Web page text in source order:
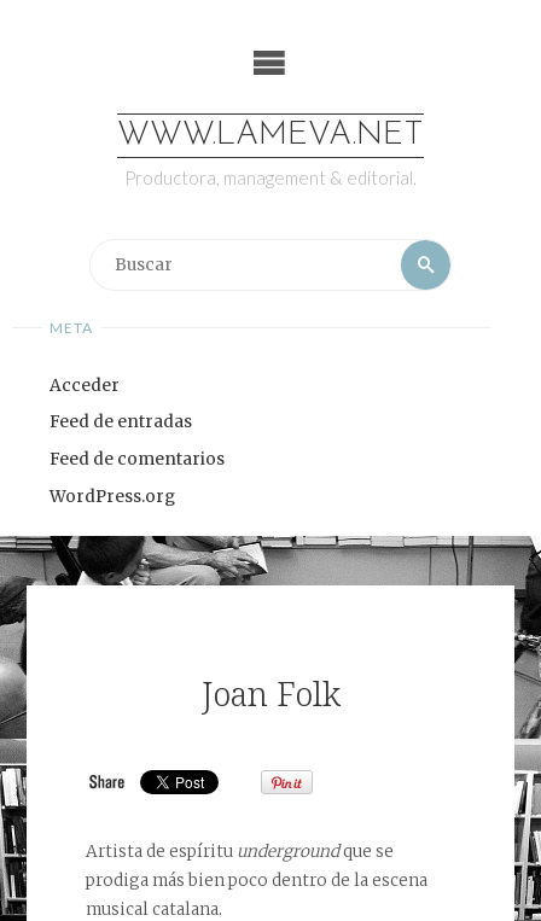
WWW.LAMEVA.NET
Productora, management & editorial.
Buscar
META
Acceder
Feed de entradas
Feed de comentarios
WordPress.org
Joan Folk
Artista de espíritu undergroundque se
prodiga más bien poco dentro de la escena
musical catalana.